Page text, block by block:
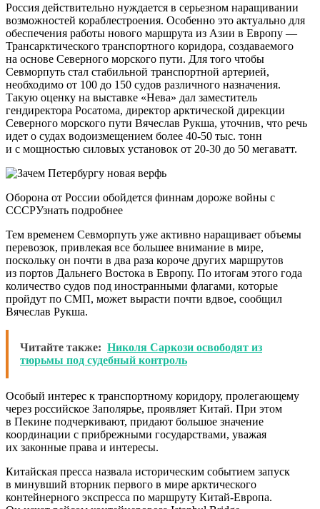
Россия действительно нуждается в серьезном наращивании
возможностей кораблестроения. Особенно это актуально для
обеспечения работы нового маршрута из Азии в Европу —
Трансарктического транспортного коридора, создаваемого
на основе Северного морского пути. Для того чтобы
Севморпуть стал стабильной транспортной артерией,
необходимо от 100 до 150 судов различного назначения.
Такую оценку на выставке «Нева» дал заместитель
гендиректора Росатома, директор арктической дирекции
Северного морского пути Вячеслав Рукша, уточнив, что речь
идет о судах водоизмещением более 40-50 тыс. тонн
и с мощностью силовых установок от 20-30 до 50 мегаватт.
Оборона от России обойдется финнам дороже войны с
СССРУзнать подробнее
Тем временем Севморпуть уже активно наращивает объемы
перевозок, привлекая все большее внимание в мире,
поскольку он почти в два раза короче других маршрутов
из портов Дальнего Востока в Европу. По итогам этого года
количество судов под иностранными флагами, которые
пройдут по СМП, может вырасти почти вдвое, сообщил
Вячеслав Рукша.
Читайте также: Николя Саркози освободят из
тюрьмы под судебный контроль
Особый интерес к транспортному коридору, пролегающему
через российское Заполярье, проявляет Китай. При этом
в Пекине подчеркивают, придают большое значение
координации с прибрежными государствами, уважая
их законные права и интересы.
Китайская пресса назвала историческим событием запуск
в минувший вторник первого в мире арктического
контейнерного экспресса по маршруту Китай-Европа.